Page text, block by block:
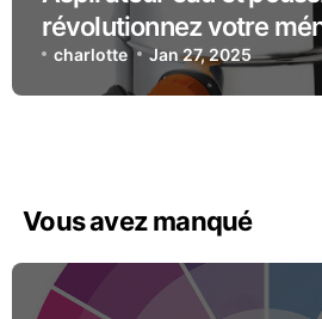
révolutionnez votre
du temps !
charlotte Jan 27, 2025
Vous avez manqué